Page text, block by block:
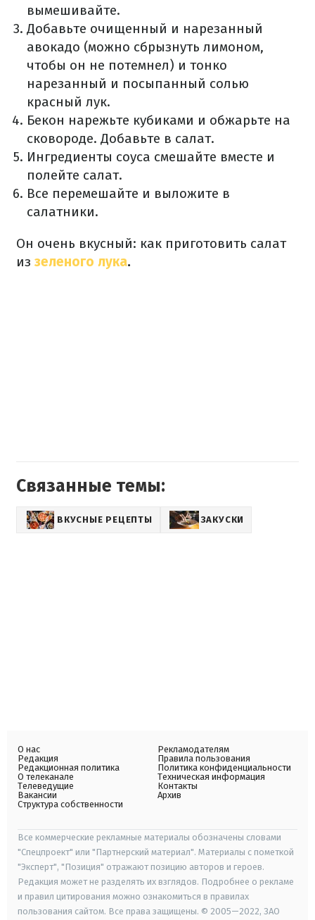
вымешивайте.
Добавьте очищенный и нарезанный
авокадо (можно сбрызнуть лимоном,
чтобы он не потемнел) и тонко
нарезанный и посыпанный солью
красный лук.
Бекон нарежьте кубиками и обжарьте на
сковороде. Добавьте в салат.
Ингредиенты соуса смешайте вместе и
полейте салат.
Все перемешайте и выложите в
салатники.
Он очень вкусный: как приготовить салат
из зеленого лука.
Связанные темы:
ВКУСНЫЕ РЕЦЕПТЫ ЗАКУСКИ
О нас
Редакция
Редакционная политика
О телеканале
Телеведущие
Вакансии
Структура собственности
Рекламодателям
Правила пользования
Политика конфиденциальности
Техническая информация
Контакты
Архив
Все коммерческие рекламные материалы обозначены словами
"Спецпроект" или "Партнерский материал". Материалы с пометкой
"Эксперт", "Позиция" отражают позицию авторов и героев.
Редакция может не разделять их взглядов. Подробнее о рекламе
и правил цитирования можно ознакомиться в правилах
пользования сайтом. Все права защищены. © 2005—2022, ЗАО